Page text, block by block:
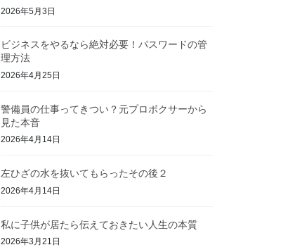
2026年5月3日
ビジネスをやるなら絶対必要！パスワードの管
理方法
2026年4月25日
警備員の仕事ってきつい？元プロボクサーから
見た本音
2026年4月14日
左ひざの水を抜いてもらったその後２
2026年4月14日
私に子供が居たら伝えておきたい人生の本質
2026年3月21日